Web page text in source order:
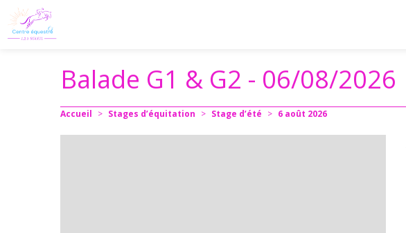
Balade G1 & G2 - 06/08/2026
Accueil > Stages d’équitation > Stage d’été > 6 août 2026